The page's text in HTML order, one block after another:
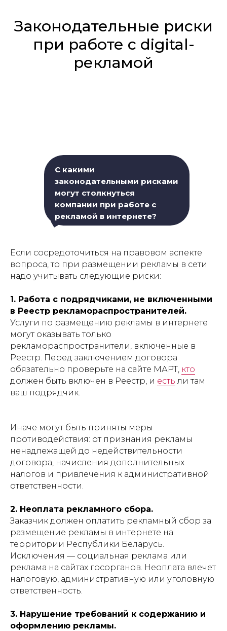
Законодательные риски
при работе с digital-
рекламой
С какими
законодательными рисками
могут столкнуться
компании при работе с
рекламой в интернете?
Если сосредоточиться на правовом аспекте
вопроса, то при размещении рекламы в сети
надо учитывать следующие риски:
1. Работа с подрядчиками, не включенными
в Реестр рекламораспространителей.
Услуги по размещению рекламы в интернете
могут оказывать только
рекламораспространители, включенные в
Реестр. Перед заключением договора
обязательно проверьте на сайте МАРТ, кто
должен быть включен в Реестр, и есть ли там
ваш подрядчик.
Иначе могут быть приняты меры
противодействия: от признания рекламы
ненадлежащей до недействительности
договора, начисления дополнительных
налогов и привлечения к административной
ответственности.
2. Неоплата рекламного сбора.
Заказчик должен оплатить рекламный сбор за
размещение рекламы в интернете на
территории Республики Беларусь.
Исключения — социальная реклама или
реклама на сайтах госорганов. Неоплата влечет
налоговую, административную или уголовную
ответственность.
3. Нарушение требований к содержанию и
оформлению рекламы.